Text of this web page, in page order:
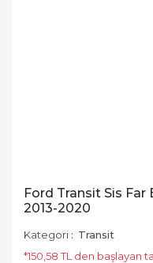
Ford Transit Sis Far
2013-2020
Kategori
Transit
*150,58 TL den başlayan